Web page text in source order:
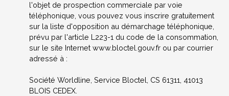
l'objet de prospection commerciale par voie
téléphonique, vous pouvez vous inscrire gratuitement
sur la liste d'opposition au démarchage téléphonique,
prévu par l'article L223-1 du code de la consommation,
sur le site Internet www.bloctel.gouv.fr ou par courrier
adressé à :
Société Worldline, Service Bloctel, CS 61311, 41013
BLOIS CEDEX.